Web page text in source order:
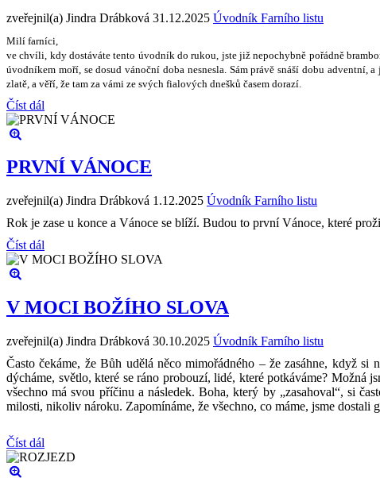
zveřejnil(a) Jindra Drábková 31.12.2025 Úvodník Farního listu
Milí farníci,
ve chvíli, kdy dostáváte tento úvodník do rukou, jste jižnepochybně pořádně
úvodníkem moří, se dosud vánoční doba nesnesla. Sám právěsnáší dobu adventní, a
zlatě , a věří, že tam za vámi ze svých fialových dnešků časem dorazí.
Číst dál
PRVNÍ VÁNOCE
zveřejnil(a) Jindra Drábková 1.12.2025 Úvodník Farního listu
Rok je zase u konce a Vánoce se blíží. Budou to první Vánoce, které
Číst dál
V MOCI BOŽÍHO SLOVA
zveřejnil(a) Jindra Drábková 30.10.2025 Úvodník Farního listu
Často čekáme, že Bůh udělá něco mimořádného – že zasáhne, když
dýcháme, světlo, které se ráno probouzí, lidé, které potkáváme?
všechno má svou příčinu a následek. Boha, který by „zasahoval“, si
milosti, nikoliv nároku. Zapomínáme, že všechno, co máme, jsme
Číst dál